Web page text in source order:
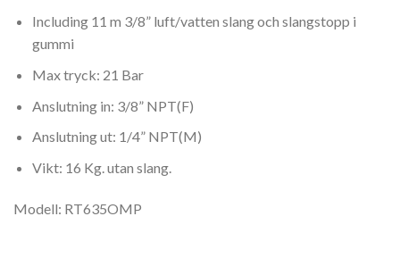
Including 11 m 3/8” luft/vatten slang och slangstopp i
gummi
Max tryck: 21 Bar
Anslutning in: 3/8” NPT(F)
Anslutning ut: 1/4” NPT(M)
Vikt: 16 Kg. utan slang.
Modell: RT635OMP